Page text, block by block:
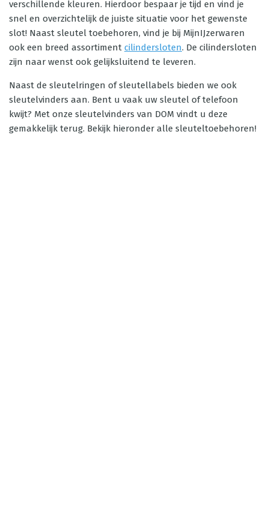
verschillende kleuren. Hierdoor bespaar je tijd en vind je
snel en overzichtelijk de juiste situatie voor het gewenste
slot! Naast sleutel toebehoren, vind je bij MijnIJzerwaren
ook een breed assortiment cilindersloten. De cilindersloten
zijn naar wenst ook gelijksluitend te leveren.
Naast de sleutelringen of sleutellabels bieden we ook
sleutelvinders aan. Bent u vaak uw sleutel of telefoon
kwijt? Met onze sleutelvinders van DOM vindt u deze
gemakkelijk terug. Bekijk hieronder alle sleuteltoebehoren!